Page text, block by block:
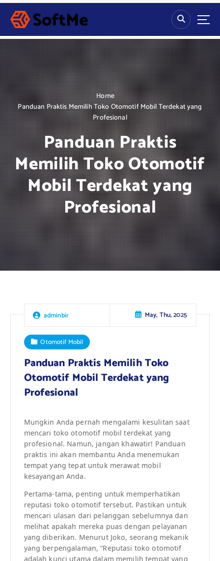
S
p
Home
Panduan Praktis Memilih Toko Otomotif Mobil Terdekat yang
Profesional
Panduan Praktis
Memilih Toko Otomotif
Mobil Terdekat yang
Profesional
adminbir May, Thu, 2025
Otomotif Mobil
Panduan Praktis Memilih Toko
Otomotif Mobil Terdekat yang
Profesional
Mungkin Anda pernah mengalami kesulitan saat
mencari toko otomotif mobil terdekat yang
profesional. Namun, jangan khawatir! Panduan
praktis ini akan membantu Anda menemukan
tempat yang tepat untuk merawat mobil
kesayangan Anda.
Pertama-tama, penting untuk memperhatikan
reputasi toko otomotif tersebut. Pastikan untuk
mencari ulasan dari pelanggan sebelumnya dan
melihat apakah mereka puas dengan pelayanan
yang diberikan. Menurut Joko, seorang mekanik
yang berpengalaman, “Reputasi toko otomotif
adalah kunci utama dalam memilih tempat yang